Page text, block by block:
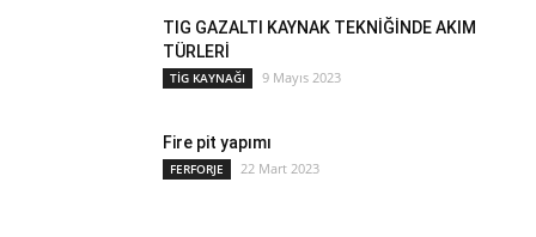
TIG GAZALTI KAYNAK TEKNİĞİNDE AKIM
TÜRLERİ
TİG KAYNAĞI 9 Mayıs 2023
Fire pit yapımı
FERFORJE 22 Mart 2023